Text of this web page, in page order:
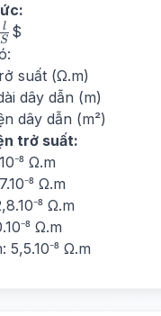
S
l $
suất (Ω.m)
dây dẫn (m)
dây dẫn (m²)
trở suất:
Ω.m
Ω.m
Ω.m
Ω.m
5,5.10⁻⁸ Ω.m